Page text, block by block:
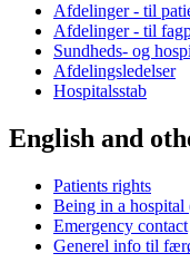
Afdelinger - til
Afdelinger - til
Sundheds- og
Afdelingsledelser
Hospitalsstab
English and
Patients rights
Being in a hospital
Emergency contact
Generel info til